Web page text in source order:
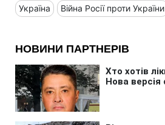
Україна Війна Росії проти України